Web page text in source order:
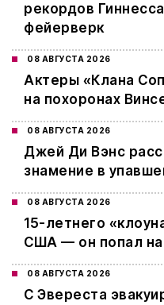
рекордов
фейерверк
08 АВГУСТА 2026
Актеры «Клана
на похоронах
08 АВГУСТА 2026
Джей Ди Вэнс
знамение в
08 АВГУСТА 2026
15-летнего
США — он попал
08 АВГУСТА 2026
С Эвереста